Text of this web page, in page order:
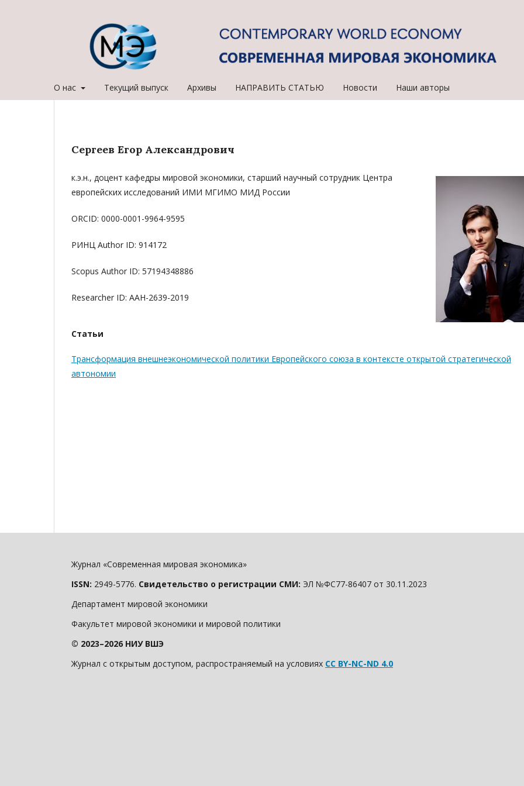
О нас Текущий выпуск Архивы НАПРАВИТЬ СТАТЬЮ Новости Наши авторы
Сергеев Егор Александрович
к.э.н., доцент кафедры мировой экономики, старший научный сотрудник Центра
европейских исследований ИМИ МГИМО МИД России
ORCID: 0000-0001-9964-9595
РИНЦ Author ID: 914172
Scopus Author ID: 57194348886
Researcher ID: ААН-2639-2019
Статьи
Трансформация внешнеэкономической политики Европейского союза в контексте открытой стратегической
автономии
Журнал «Современная мировая экономика»
ISSN: 2949-5776. Свидетельство о регистрации СМИ: ЭЛ №ФС77-86407 от 30.11.2023
Департамент мировой экономики
Факультет мировой экономики и мировой политики
© 2023–2026 НИУ ВШЭ
Журнал с открытым доступом, распространяемый на условиях CC BY-NC-ND 4.0